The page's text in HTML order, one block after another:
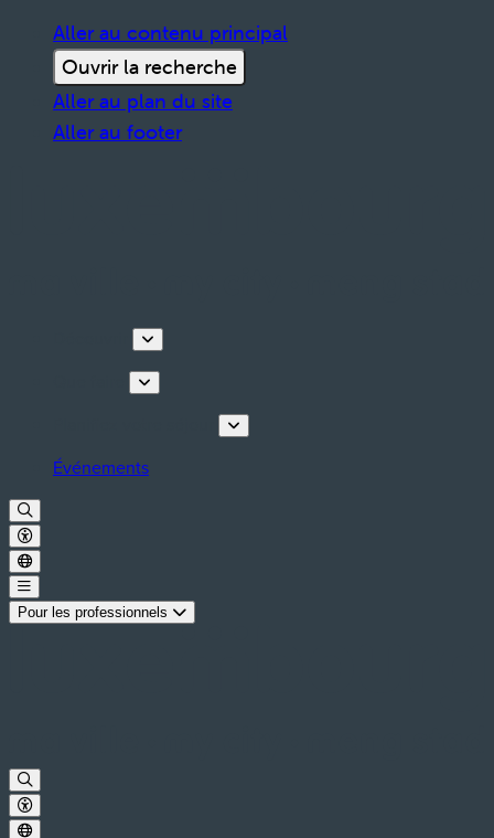
Aller au contenu principal
Ouvrir la recherche
Aller au plan du site
Aller au footer
Événements
Pour les professionnels